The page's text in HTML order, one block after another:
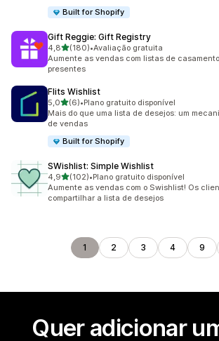
Built for Shopify
Gift Reggie: Gift Registry
4,8de 5 estrelas
(180)
180 avaliações ao todo
•Avaliação gratuita
Aumente as vendas com listas de
presentes
Flits Wishlist
5,0de 5 estrelas
(6)
6 avaliações ao todo
•Plano gratuito disponível
Mais do que uma lista de desejos: um
de vendas
Built for Shopify
SWishlist: Simple Wishlist
4,9de 5 estrelas
(102)
102 avaliações ao todo
•Plano gratuito disponível
Aumente as vendas com o Swishlist! Os
compartilhar a lista de desejos
1 2 3 4 9
Quer adicionar